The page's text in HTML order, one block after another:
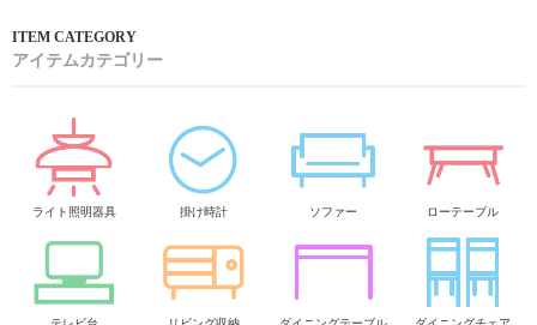
アイテムカテゴリー
ライト照明器具 掛け時計 ソファー ローテーブル